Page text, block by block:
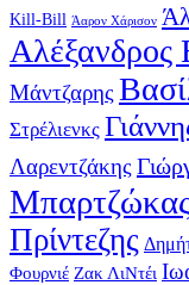
Kill-Bill Άαρον Χάρισον
Αλέξανδρος
Μάντζαρης
Στρέλιενκς
Λαρεντζάκης
Πρίντεζης
Φουρνιέ Ζακ ΛιΝτέι